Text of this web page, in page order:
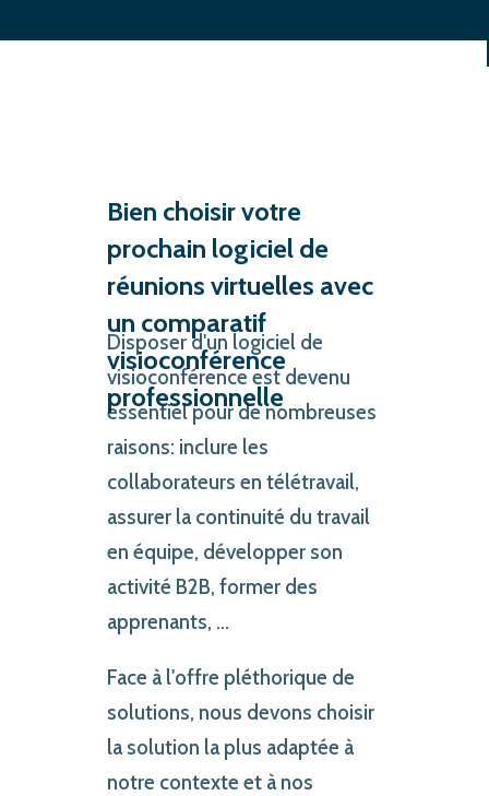
Bien choisir votre
prochain logiciel de
réunions virtuelles avec
un comparatif
visioconférence
professionnelle
Disposer d'un logiciel de
visioconférence est devenu
essentiel pour de nombreuses
raisons: inclure les
collaborateurs en télétravail,
assurer la continuité du travail
en équipe, développer son
activité B2B, former des
apprenants, ...
Face à l'offre pléthorique de
solutions, nous devons choisir
la solution la plus adaptée à
notre contexte et à nos